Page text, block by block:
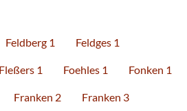
Feldberg 1 Feldges 1
Fleßers 1 Foehles 1 Fonken 1
Franken 2 Franken 3